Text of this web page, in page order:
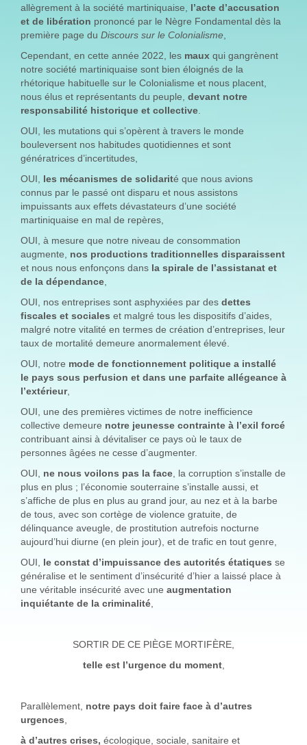
allègrement à la société martiniquaise, l’acte d’accusation
et de libération prononcé par le Nègre Fondamental dès la
première page du Discours sur le Colonialisme
Cependant, en cette année 2022, les maux qui gangrènent
notre société martiniquaise sont bien éloignés de la
rhétorique habituelle sur le Colonialisme et nous placent,
nous élus et représentants du peuple, devant notre
responsabilité historique et collective
OUI, les mutations qui s’opèrent à travers le monde
bouleversent nos habitudes quotidiennes et sont
génératrices d’incertitudes,
OUI, les mécanismes de solidarité que nous avions
connus par le passé ont disparu et nous assistons
impuissants aux effets dévastateurs d’une société
martiniquaise en mal de repères,
OUI, à mesure que notre niveau de consommation
augmente, nos productions traditionnelles disparaissent
et nous nous enfonçons dans la spirale de l’assistanat et
de la dépendance
OUI, nos entreprises sont asphyxiées par des dettes
fiscales et sociales et malgré tous les dispositifs d’aides,
malgré notre vitalité en termes de création d’entreprises, leur
taux de mortalité demeure anormalement élevé.
OUI, notre mode de fonctionnement politique a installé
le pays sous perfusion et dans une parfaite allégeance à
l’extérieur,
OUI, une des premières victimes de notre inefficience
collective demeure notre jeunesse contrainte à l’exil forcé
contribuant ainsi à dévitaliser ce pays où le taux de
personnes âgées ne cesse d’augmenter.
OUI, ne nous voilons pas la face , la corruption s’installe de
plus en plus ; l’économie souterraine s’installe aussi, et
s’affiche de plus en plus au grand jour, au nez et à la barbe
de tous, avec son cortège de violence gratuite, de
délinquance aveugle, de prostitution autrefois nocturne
aujourd’hui diurne (en plein jour), et de trafic en tout genre,
OUI, le constat d’impuissance des autorités étatiques se
généralise et le sentiment d’insécurité d’hier a laissé place à
une véritable insécurité avec une augmentation
inquiétante de la criminalité
SORTIR DE CE PIÈGE MORTIFÈRE,
telle est l’urgence du moment,
Parallèlement, notre pays doit faire face à d’autres
urgences
à d’autres crises, écologique, sociale, sanitaire et